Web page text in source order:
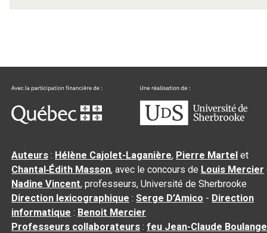
Auteurs : Hélène Cajolet-Laganière, Pierre Martel et
Chantal‑Édith Masson, avec le concours de Louis Mercier
Nadine Vincent, professeurs, Université de Sherbrooke
Direction lexicographique :Serge D’Amico - Direction
informatique : Benoit Mercier
Professeurs collaborateurs :feu Jean-Claude